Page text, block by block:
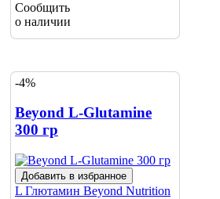
Сообщить
о наличии
-4%
Beyond L-Glutamine
300 гр
Добавить в избранное
L Глютамин Beyond Nutrition